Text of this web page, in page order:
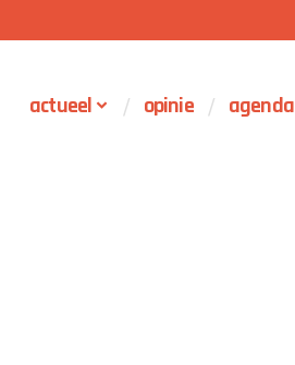
actueel opinie agenda